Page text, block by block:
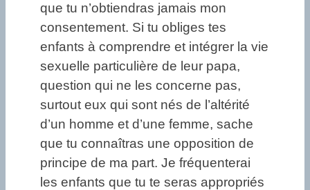
que tu n’obtiendras jamais mon
consentement. Si tu obliges tes
enfants à comprendre et intégrer la vie
sexuelle particulière de leur papa,
question qui ne les concerne pas,
surtout eux qui sont nés de l’altérité
d’un homme et d’une femme, sache
que tu connaîtras une opposition de
principe de ma part. Je fréquenterai
les enfants que tu te seras appropriés